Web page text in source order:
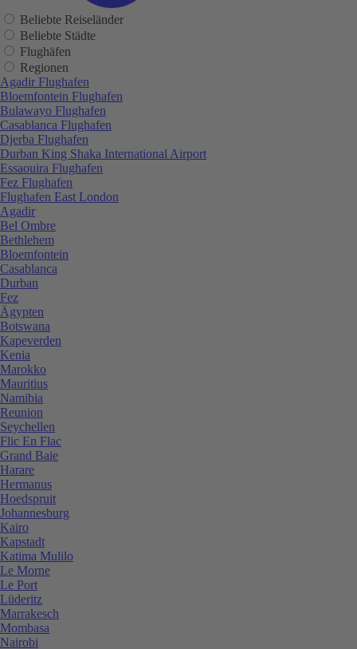
Beliebte Reiseländer
Beliebte Städte
Flughäfen
Regionen
Agadir Flughafen
Bloemfontein Flughafen
Bulawayo Flughafen
Casablanca Flughafen
Djerba Flughafen
Durban King Shaka International Airport
Essaouira Flughafen
Fez Flughafen
Flughafen East London
Agadir
Bel Ombre
Bethlehem
Bloemfontein
Casablanca
Durban
Fez
Ägypten
Botswana
Kapeverden
Kenia
Marokko
Mauritius
Namibia
Reunion
Seychellen
Flic En Flac
Grand Baie
Harare
Hermanus
Hoedspruit
Johannesburg
Kairo
Kapstadt
Katima Mulilo
Le Morne
Le Port
Lüderitz
Marrakesch
Mombasa
Nairobi